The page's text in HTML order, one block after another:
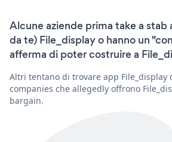
Alcune aziende prima take a
da te) File_display o hanno un
afferma di poter costruire a
Altri tentano di trovare app File_display
companies che allegedly offrono
bargain.